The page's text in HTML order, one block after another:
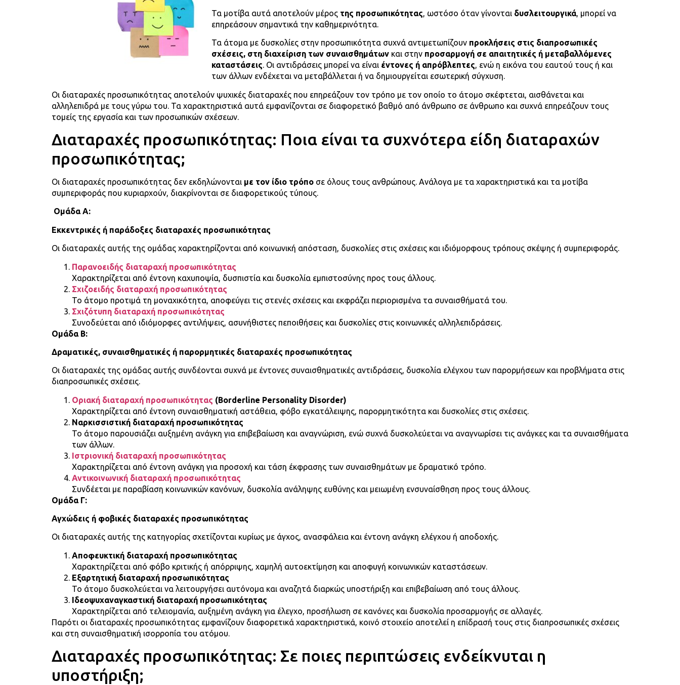
Τα μοτίβα αυτά αποτελούν μέρος της προσωπικότητας, ωστόσο όταν γίνονται δυσλειτουργικά, μπορεί να
επηρεάσουν σημαντικά την καθημερινότητα.
Τα άτομα με δυσκολίες στην προσωπικότητα συχνά αντιμετωπίζουν προκλήσεις στις διαπροσωπικές
σχέσεις, στη διαχείριση των συναισθημάτων και στην προσαρμογή σε απαιτητικές ή μεταβαλλόμενες
καταστάσεις. Οι αντιδράσεις μπορεί να είναι έντονες ή απρόβλεπτες, ενώ η εικόνα του εαυτού τους ή και
των άλλων ενδέχεται να μεταβάλλεται ή να δημιουργείται εσωτερική σύγχυση.
Οι διαταραχές προσωπικότητας αποτελούν ψυχικές διαταραχές που επηρεάζουν τον τρόπο με τον οποίο το άτομο σκέφτεται, αισθάνεται και
αλληλεπιδρά με τους γύρω του. Τα χαρακτηριστικά αυτά εμφανίζονται σε διαφορετικό βαθμό από άνθρωπο σε άνθρωπο και συχνά επηρεάζουν τους
τομείς της εργασία και των προσωπικών σχέσεων.
Διαταραχές προσωπικότητας: Ποια είναι τα συχνότερα είδη διαταραχών
προσωπικότητας;
Οι διαταραχές προσωπικότητας δεν εκδηλώνονται με τον ίδιο τρόπο σε όλους τους ανθρώπους. Ανάλογα με τα χαρακτηριστικά και τα μοτίβα
συμπεριφοράς που κυριαρχούν, διακρίνονται σε διαφορετικούς τύπους.
Ομάδα Α:
Εκκεντρικές ή παράδοξες διαταραχές προσωπικότητας
Οι διαταραχές αυτής της ομάδας χαρακτηρίζονται από κοινωνική απόσταση, δυσκολίες στις σχέσεις και ιδιόμορφους τρόπους σκέψης ή συμπεριφοράς.
Παρανοειδής διαταραχή προσωπικότητας
Χαρακτηρίζεται από έντονη καχυποψία, δυσπιστία και δυσκολία εμπιστοσύνης προς τους άλλους.
Σχιζοειδής διαταραχή προσωπικότητας
Το άτομο προτιμά τη μοναχικότητα, αποφεύγει τις στενές σχέσεις και εκφράζει περιορισμένα τα συναισθήματά του.
Σχιζότυπη διαταραχή προσωπικότητας
Συνοδεύεται από ιδιόμορφες αντιλήψεις, ασυνήθιστες πεποιθήσεις και δυσκολίες στις κοινωνικές αλληλεπιδράσεις.
Ομάδα Β:
Δραματικές, συναισθηματικές ή παρορμητικές διαταραχές προσωπικότητας
Οι διαταραχές της ομάδας αυτής συνδέονται συχνά με έντονες συναισθηματικές αντιδράσεις, δυσκολία ελέγχου των παρορμήσεων και προβλήματα στις
διαπροσωπικές σχέσεις.
Οριακή διαταραχή προσωπικότητας (Borderline Personality Disorder)
Χαρακτηρίζεται από έντονη συναισθηματική αστάθεια, φόβο εγκατάλειψης, παρορμητικότητα και δυσκολίες στις σχέσεις.
Ναρκισσιστική διαταραχή προσωπικότητας
Το άτομο παρουσιάζει αυξημένη ανάγκη για επιβεβαίωση και αναγνώριση, ενώ συχνά δυσκολεύεται να αναγνωρίσει τις ανάγκες και τα συναισθήματα
των άλλων.
Ιστριονική διαταραχή προσωπικότητας
Χαρακτηρίζεται από έντονη ανάγκη για προσοχή και τάση έκφρασης των συναισθημάτων με δραματικό τρόπο.
Αντικοινωνική διαταραχή προσωπικότητας
Συνδέεται με παραβίαση κοινωνικών κανόνων, δυσκολία ανάληψης ευθύνης και μειωμένη ενσυναίσθηση προς τους άλλους.
Ομάδα Γ:
Αγχώδεις ή φοβικές διαταραχές προσωπικότητας
Οι διαταραχές αυτής της κατηγορίας σχετίζονται κυρίως με άγχος, ανασφάλεια και έντονη ανάγκη ελέγχου ή αποδοχής.
Αποφευκτική διαταραχή προσωπικότητας
Χαρακτηρίζεται από φόβο κριτικής ή απόρριψης, χαμηλή αυτοεκτίμηση και αποφυγή κοινωνικών καταστάσεων.
Εξαρτητική διαταραχή προσωπικότητας
Το άτομο δυσκολεύεται να λειτουργήσει αυτόνομα και αναζητά διαρκώς υποστήριξη και επιβεβαίωση από τους άλλους.
Ιδεοψυχαναγκαστική διαταραχή προσωπικότητας
Χαρακτηρίζεται από τελειομανία, αυξημένη ανάγκη για έλεγχο, προσήλωση σε κανόνες και δυσκολία προσαρμογής σε αλλαγές.
Παρότι οι διαταραχές προσωπικότητας εμφανίζουν διαφορετικά χαρακτηριστικά, κοινό στοιχείο αποτελεί η επίδρασή τους στις διαπροσωπικές σχέσεις
και στη συναισθηματική ισορροπία του ατόμου.
Διαταραχές προσωπικότητας: Σε ποιες περιπτώσεις ενδείκνυται η
υποστήριξη;